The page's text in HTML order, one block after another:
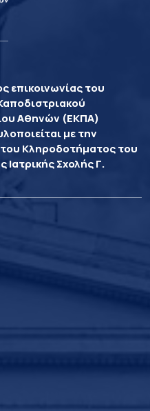
επικοινωνίας του
Αθηνών (ΕΚΠΑ)
με την
Κληροδοτήματος του
Ιατρικής Σχολής Γ.